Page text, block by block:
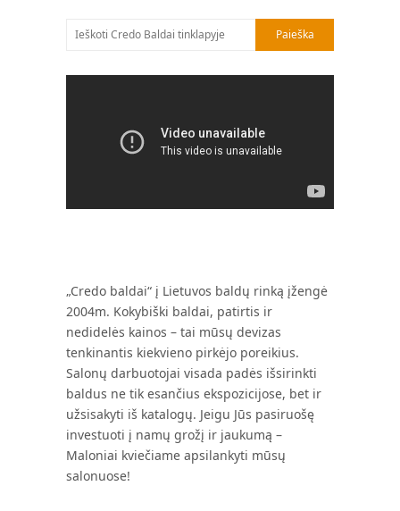
„Credo baldai“ į Lietuvos baldų rinką įžengė
2004m. Kokybiški baldai, patirtis ir
nedidelės kainos – tai mūsų devizas
tenkinantis kiekvieno pirkėjo poreikius.
Salonų darbuotojai visada padės išsirinkti
baldus ne tik esančius ekspozicijose, bet ir
užsisakyti iš katalogų. Jeigu Jūs pasiruošę
investuoti į namų grožį ir jaukumą –
Maloniai kviečiame apsilankyti mūsų
salonuose!